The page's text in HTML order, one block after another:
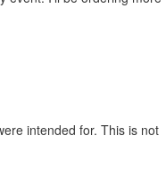
intended for. This is not